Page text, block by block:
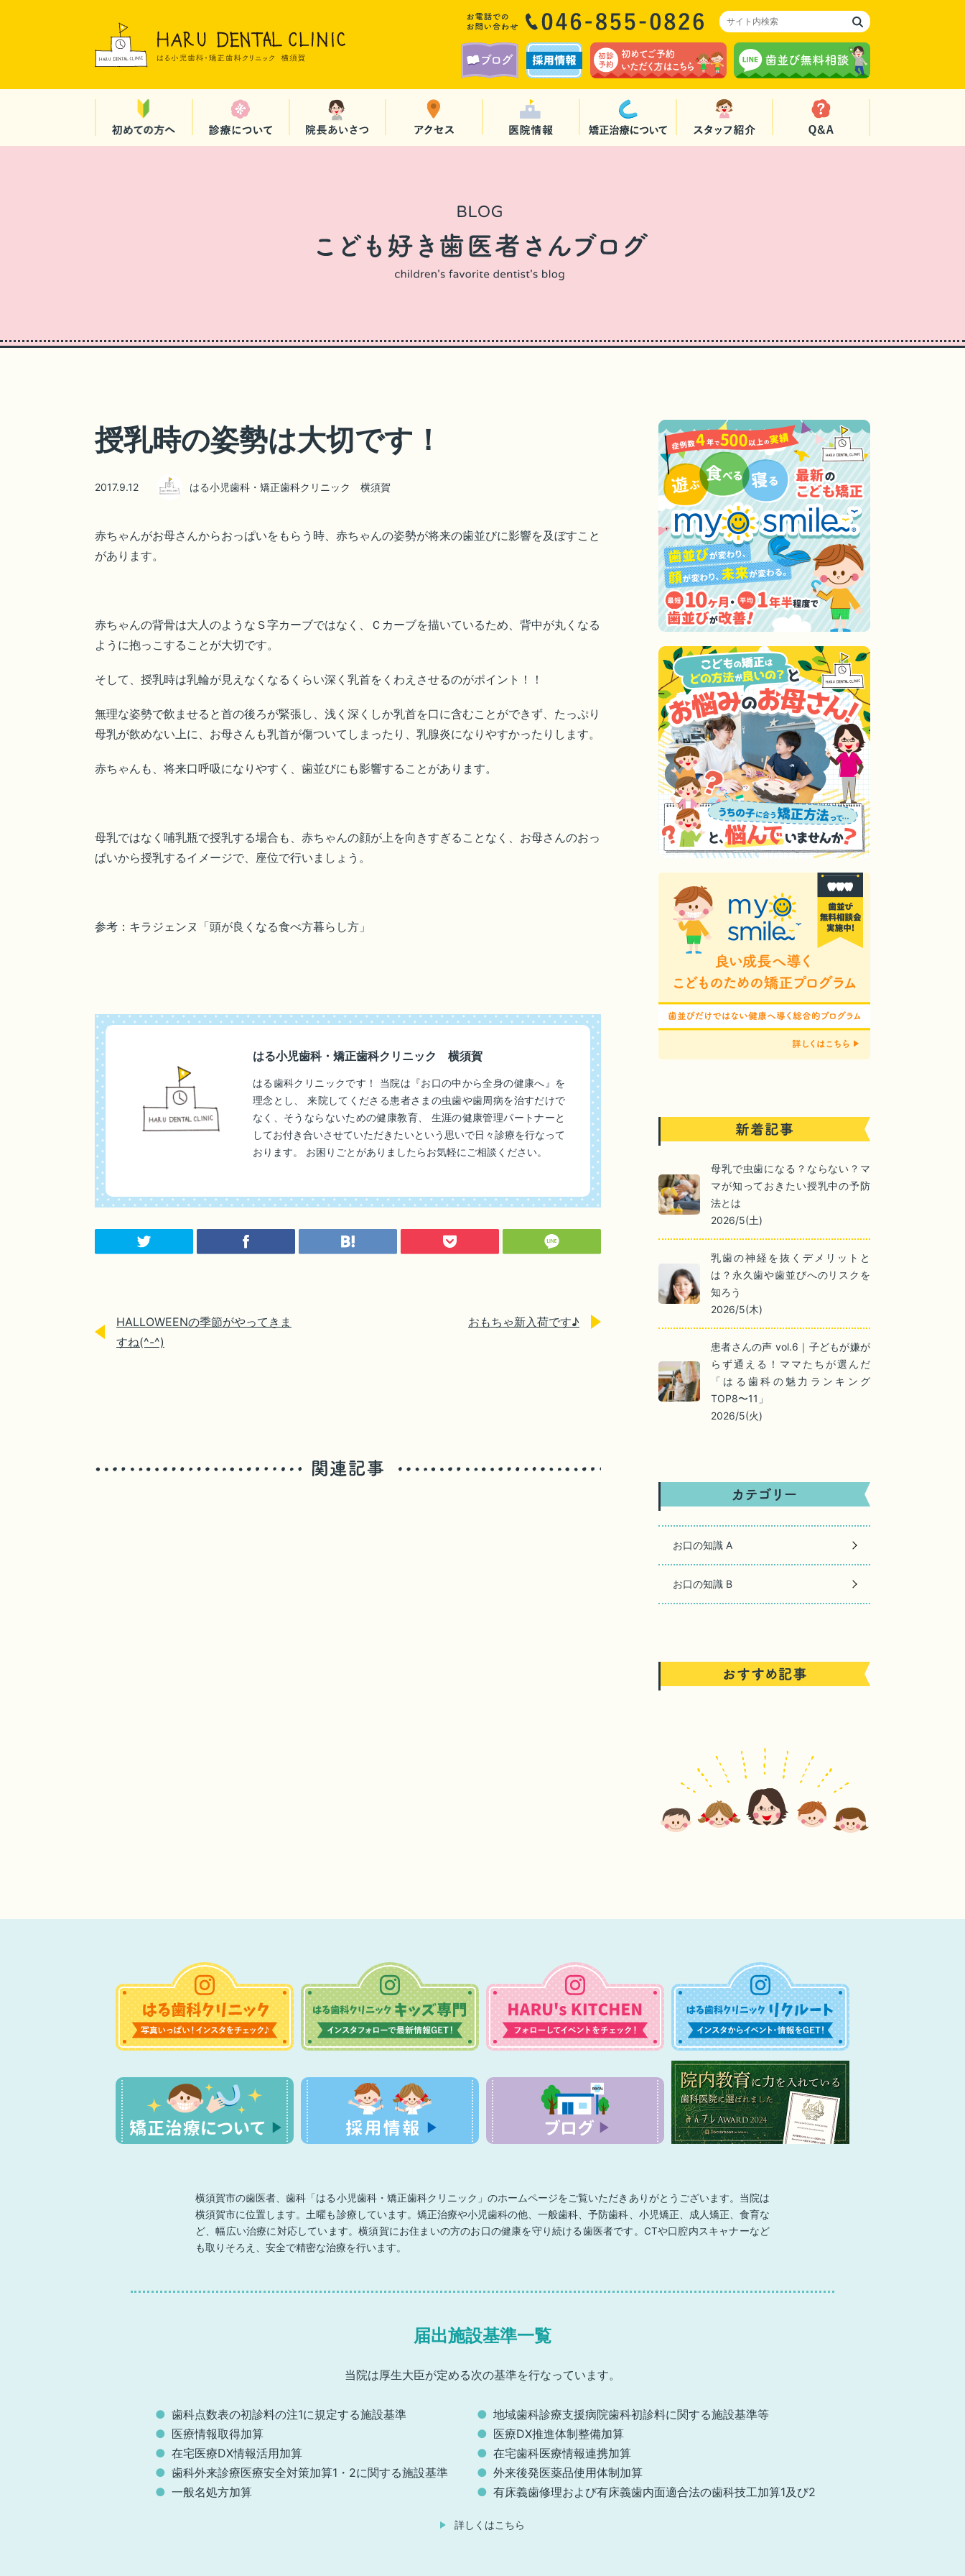
授乳時の姿勢は大切です！
2017.9.12 はる小児歯科・矯正歯科クリニック 横須賀
赤ちゃんがお母さんからおっぱいをもらう時、赤ちゃんの姿勢が将来の歯並びに影響を及ぼすこと
があります。
赤ちゃんの背骨は大人のようなＳ字カーブではなく、Ｃカーブを描いているため、背中が丸くなる
ように抱っこすることが大切です。
そして、授乳時は乳輪が見えなくなるくらい深く乳首をくわえさせるのがポイント！！
無理な姿勢で飲ませると首の後ろが緊張し、浅く深くしか乳首を口に含むことができず、たっぷり
母乳が飲めない上に、お母さんも乳首が傷ついてしまったり、乳腺炎になりやすかったりします。
赤ちゃんも、将来口呼吸になりやすく、歯並びにも影響することがあります。
母乳ではなく哺乳瓶で授乳する場合も、赤ちゃんの顔が上を向きすぎることなく、お母さんのおっ
ぱいから授乳するイメージで、座位で行いましょう。
参考：キラジェンヌ「頭が良くなる食べ方暮らし方」
はる小児歯科・矯正歯科クリニック 横須賀
はる歯科クリニックです！ 当院は『お口の中から全身の健康へ』を
理念とし、 来院してくださる患者さまの虫歯や歯周病を治すだけで
なく、そうならないための健康教育、 生涯の健康管理パートナーと
してお付き合いさせていただきたいという思いで日々診療を行なって
おります。 お困りごとがありましたらお気軽にご相談ください。
HALLOWEENの季節がやってきま
すね(^-^)
おもちゃ新入荷です♪
母乳で虫歯になる？ならない？マ
マが知っておきたい授乳中の予防
法とは
2026/5(土)
乳歯の神経を抜くデメリットと
は？永久歯や歯並びへのリスクを
知ろう
2026/5(木)
患者さんの声 vol.6｜子どもが嫌が
らず通える！ママたちが選んだ
「はる歯科の魅力ランキング
TOP8〜11」
2026/5(火)
お口の知識 A
お口の知識 B
横須賀市の歯医者、歯科「はる小児歯科・矯正歯科クリニック」のホームページをご覧いただきありがとうございます。当院は
横須賀市に位置します。土曜も診療しています。矯正治療や小児歯科の他、一般歯科、予防歯科、小児矯正、成人矯正、食育な
ど、幅広い治療に対応しています。横須賀にお住まいの方のお口の健康を守り続ける歯医者です。CTや口腔内スキャナーなど
も取りそろえ、安全で精密な治療を行います。
届出施設基準一覧
当院は厚生大臣が定める次の基準を行なっています。
歯科点数表の初診料の注1に規定する施設基準 地域歯科診療支援病院歯科初診料に関する施設基準等
医療情報取得加算
医療DX推進体制整備加算
在宅医療DX情報活用加算
在宅歯科医療情報連携加算
歯科外来診療医療安全対策加算1・2に関する施設基準
外来後発医薬品使用体制加算
一般名処方加算
有床義歯修理および有床義歯内面適合法の歯科技工加算1及び2
詳しくはこちら